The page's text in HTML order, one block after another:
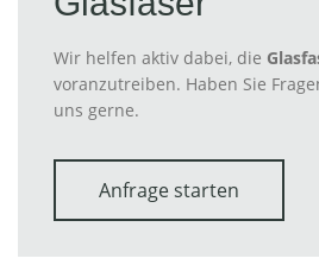
Wir helfen aktiv dabei, die
voranzutreiben. Haben Sie
uns gerne.
Anfrage starten